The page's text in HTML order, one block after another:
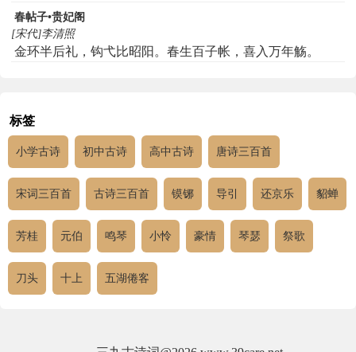
春帖子•贵妃阁
[宋代]李清照
金环半后礼，钩弋比昭阳。春生百子帐，喜入万年觞。
标签
小学古诗 初中古诗 高中古诗 唐诗三百首
宋词三百首 古诗三百首 镆铘 导引 还京乐 貂蝉
芳桂 元伯 鸣琴 小怜 豪情 琴瑟 祭歌
刀头 十上 五湖倦客